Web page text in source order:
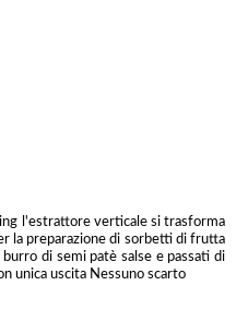
l'estrattore verticale si trasforma
la preparazione di sorbetti di frutta
di semi patè salse e passati di
unica uscita Nessuno scarto